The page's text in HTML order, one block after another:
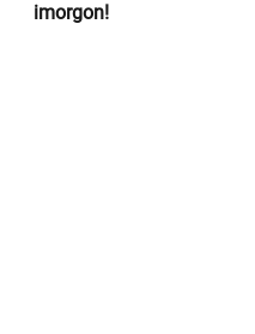
imorgon!